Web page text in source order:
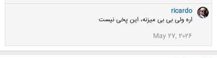
ricardo
اره ولی بی بی میزنه، این پخی نیست
May 27, 2026